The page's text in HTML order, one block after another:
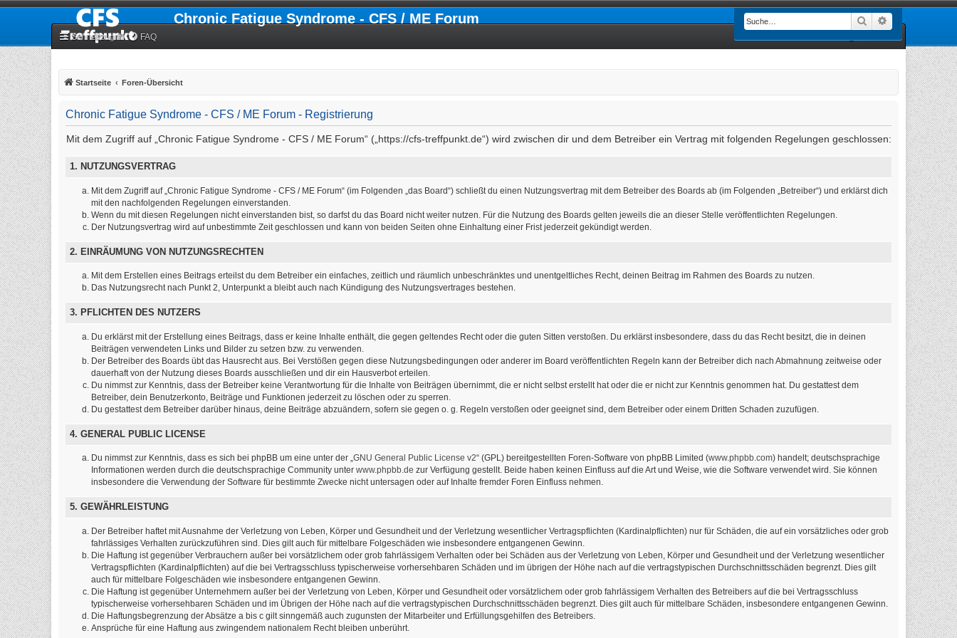
Chronic Fatigue Syndrome - CFS / ME Forum Suche
Schnellzugriff FAQ
Startseite Foren-Übersicht
Chronic Fatigue Syndrome - CFS / ME Forum - Registrierung
Mit dem Zugriff auf „Chronic Fatigue Syndrome - CFS / ME Forum“ („https://cfs-treffpunkt.de“) wird zwischen dir und dem Betreiber ein Vertrag mit folgenden Regelungen geschlossen:
1. NUTZUNGSVERTRAG
Mit dem Zugriff auf „Chronic Fatigue Syndrome - CFS / ME Forum“ (im Folgenden „das Board“) schließt du einen Nutzungsvertrag mit dem Betreiber des Boards ab (im Folgenden „Betreiber“) und erklärst dich
mit den nachfolgenden Regelungen einverstanden.
Wenn du mit diesen Regelungen nicht einverstanden bist, so darfst du das Board nicht weiter nutzen. Für die Nutzung des Boards gelten jeweils die an dieser Stelle veröffentlichten Regelungen.
Der Nutzungsvertrag wird auf unbestimmte Zeit geschlossen und kann von beiden Seiten ohne Einhaltung einer Frist jederzeit gekündigt werden.
2. EINRÄUMUNG VON NUTZUNGSRECHTEN
Mit dem Erstellen eines Beitrags erteilst du dem Betreiber ein einfaches, zeitlich und räumlich unbeschränktes und unentgeltliches Recht, deinen Beitrag im Rahmen des Boards zu nutzen.
Das Nutzungsrecht nach Punkt 2, Unterpunkt a bleibt auch nach Kündigung des Nutzungsvertrages bestehen.
3. PFLICHTEN DES NUTZERS
Du erklärst mit der Erstellung eines Beitrags, dass er keine Inhalte enthält, die gegen geltendes Recht oder die guten Sitten verstoßen. Du erklärst insbesondere, dass du das Recht besitzt, die in deinen
Beiträgen verwendeten Links und Bilder zu setzen bzw. zu verwenden.
Der Betreiber des Boards übt das Hausrecht aus. Bei Verstößen gegen diese Nutzungsbedingungen oder anderer im Board veröffentlichten Regeln kann der Betreiber dich nach Abmahnung zeitweise oder
dauerhaft von der Nutzung dieses Boards ausschließen und dir ein Hausverbot erteilen.
Du nimmst zur Kenntnis, dass der Betreiber keine Verantwortung für die Inhalte von Beiträgen übernimmt, die er nicht selbst erstellt hat oder die er nicht zur Kenntnis genommen hat. Du gestattest dem
Betreiber, dein Benutzerkonto, Beiträge und Funktionen jederzeit zu löschen oder zu sperren.
Du gestattest dem Betreiber darüber hinaus, deine Beiträge abzuändern, sofern sie gegen o. g. Regeln verstoßen oder geeignet sind, dem Betreiber oder einem Dritten Schaden zuzufügen.
4. GENERAL PUBLIC LICENSE
Du nimmst zur Kenntnis, dass es sich bei phpBB um eine unter der „GNU General Public License v2“ (GPL) bereitgestellten Foren-Software von phpBB Limited (www.phpbb.com) handelt; deutschsprachige
Informationen werden durch die deutschsprachige Community unter www.phpbb.de zur Verfügung gestellt. Beide haben keinen Einfluss auf die Art und Weise, wie die Software verwendet wird. Sie können
insbesondere die Verwendung der Software für bestimmte Zwecke nicht untersagen oder auf Inhalte fremder Foren Einfluss nehmen.
5. GEWÄHRLEISTUNG
Der Betreiber haftet mit Ausnahme der Verletzung von Leben, Körper und Gesundheit und der Verletzung wesentlicher Vertragspflichten (Kardinalpflichten) nur für Schäden, die auf ein vorsätzliches oder grob
fahrlässiges Verhalten zurückzuführen sind. Dies gilt auch für mittelbare Folgeschäden wie insbesondere entgangenen Gewinn.
Die Haftung ist gegenüber Verbrauchern außer bei vorsätzlichem oder grob fahrlässigem Verhalten oder bei Schäden aus der Verletzung von Leben, Körper und Gesundheit und der Verletzung wesentlicher
Vertragspflichten (Kardinalpflichten) auf die bei Vertragsschluss typischerweise vorhersehbaren Schäden und im übrigen der Höhe nach auf die vertragstypischen Durchschnittsschäden begrenzt. Dies gilt
auch für mittelbare Folgeschäden wie insbesondere entgangenen Gewinn.
Die Haftung ist gegenüber Unternehmern außer bei der Verletzung von Leben, Körper und Gesundheit oder vorsätzlichem oder grob fahrlässigem Verhalten des Betreibers auf die bei Vertragsschluss
typischerweise vorhersehbaren Schäden und im Übrigen der Höhe nach auf die vertragstypischen Durchschnittsschäden begrenzt. Dies gilt auch für mittelbare Schäden, insbesondere entgangenen Gewinn.
Die Haftungsbegrenzung der Absätze a bis c gilt sinngemäß auch zugunsten der Mitarbeiter und Erfüllungsgehilfen des Betreibers.
Ansprüche für eine Haftung aus zwingendem nationalem Recht bleiben unberührt.